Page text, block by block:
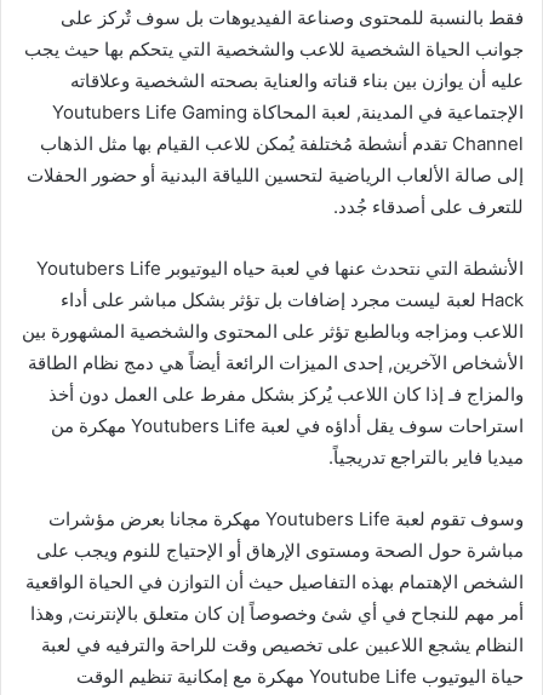
فقط بالنسبة للمحتوى وصناعة الفيديوهات بل سوف تٌركز على
جوانب الحياة الشخصية للاعب والشخصية التي يتحكم بها حيث يجب
عليه أن يوازن بين بناء قناته والعناية بصحته الشخصية وعلاقاته
الإجتماعية في المدينة, لعبة المحاكاة Youtubers Life Gaming
Channel تقدم أنشطة مُختلفة يُمكن للاعب القيام بها مثل الذهاب
إلى صالة الألعاب الرياضية لتحسين اللياقة البدنية أو حضور الحفلات
للتعرف على أصدقاء جُدد.
الأنشطة التي نتحدث عنها في لعبة حياه اليوتيوبر Youtubers Life
Hack لعبة ليست مجرد إضافات بل تؤثر بشكل مباشر على أداء
اللاعب ومزاجه وبالطبع تؤثر على المحتوى والشخصية المشهورة بين
الأشخاص الآخرين, إحدى الميزات الرائعة أيضاً هي دمج نظام الطاقة
والمزاج فـ إذا كان اللاعب يُركز بشكل مفرط على العمل دون أخذ
استراحات سوف يقل أداؤه في لعبة Youtubers Life مهكرة من
ميديا فاير بالتراجع تدريجياً.
وسوف تقوم لعبة Youtubers Life مهكرة مجانا بعرض مؤشرات
مباشرة حول الصحة ومستوى الإرهاق أو الإحتياج للنوم ويجب على
الشخص الإهتمام بهذه التفاصيل حيث أن التوازن في الحياة الواقعية
أمر مهم للنجاح في أي شئ وخصوصاً إن كان متعلق بالإنترنت, وهذا
النظام يشجع اللاعبين على تخصيص وقت للراحة والترفيه في لعبة
حياة اليوتيوب Youtube Life مهكرة مع إمكانية تنظيم الوقت